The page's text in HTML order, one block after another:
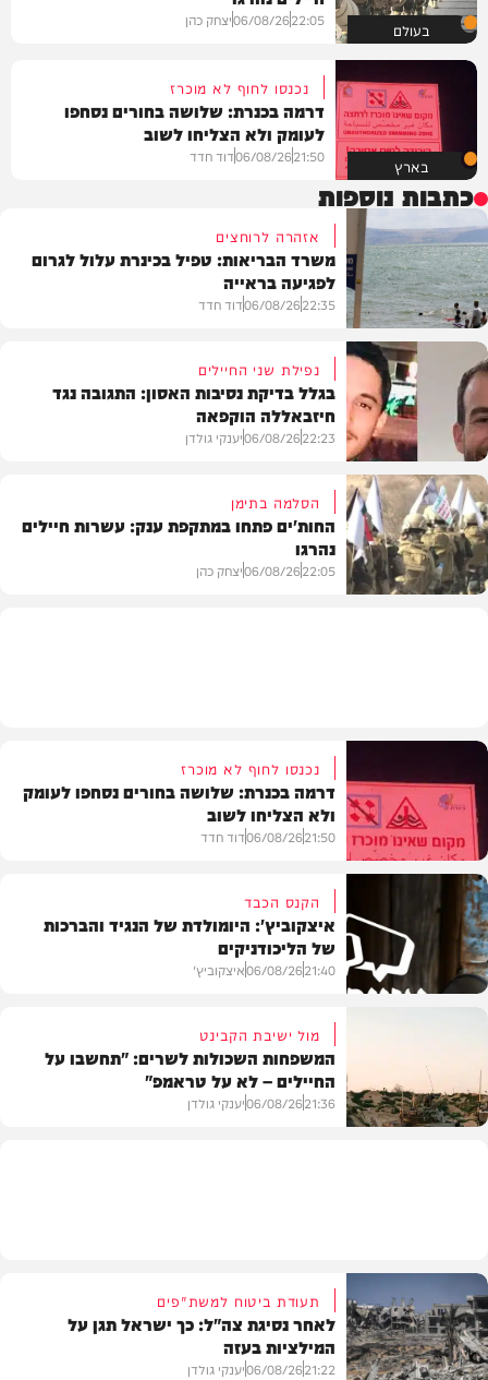
בעולם 22:05
06/08/26יצחק כהן
בארץ
נכנסו לחוף לא מוכרז
דרמה בכנרת: שלושה בחורים נסחפו
לעומק ולא הצליחו לשוב
21:50
06/08/26דוד חדד
כתבות נוספות
בארץ
אזהרה לרוחצים
משרד הבריאות: טפיל בכינרת עלול לגרום
לפגיעה בראייה
22:35
06/08/26דוד חדד
צבא וביטחון
נפילת שני החיילים
בגלל בדיקת נסיבות האסון: התגובה נגד
חיזבאללה הוקפאה
22:23
06/08/26יענקי גולדן
הסלמה בתימן
החות'ים פתחו במתקפת ענק: עשרות חיילים
נהרגו
22:05
06/08/26יצחק כהן
בארץ
נכנסו לחוף לא מוכרז
דרמה בכנרת: שלושה בחורים נסחפו לעומק
ולא הצליחו לשוב
21:50
06/08/26דוד חדד
חדשות
הקנס הכבד
איצקוביץ': היומולדת של הנגיד והברכות
של הליכודניקים
21:40
06/08/26איצקוביץ'
מול ישיבת הקבינט
המשפחות השכולות לשרים: "תחשבו על
החיילים – לא על טראמפ"
21:36
06/08/26יענקי גולדן
תעודת ביטוח למשת"פים
לאחר נסיגת צה"ל: כך ישראל תגן על
המילציות בעזה
21:22
06/08/26יענקי גולדן